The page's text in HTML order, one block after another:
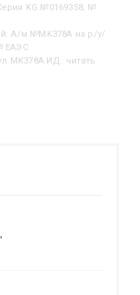
А/м №MK378A на р/у/
ЕАЭС
MK378A ИД: читать